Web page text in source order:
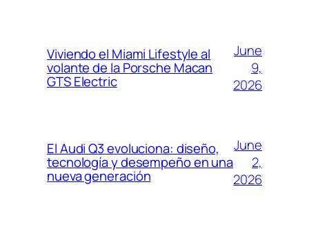
Viviendo el Miami Lifestyle al
volante de la Porsche Macan
GTS Electric
June
9,
2026
El Audi Q3 evoluciona: diseño,
tecnología y desempeño en una
nueva generación
June
2,
2026